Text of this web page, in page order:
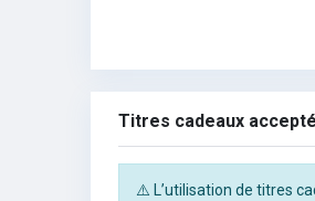
Titres cadeaux
⚠️ L’utilisation de titres